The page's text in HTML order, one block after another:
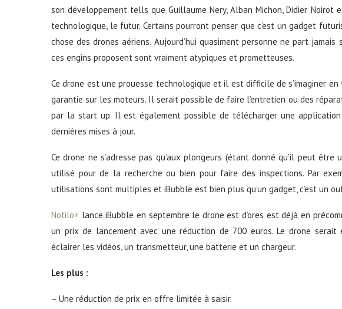
son développement tells que Guillaume Nery, Alban Michon, Didier Noirot
technologique, le futur. Certains pourront penser que c’est un gadget
chose des drones aériens. Aujourd’hui quasiment personne ne part
ces engins proposent sont vraiment atypiques et prometteuses.
Ce drone est une prouesse technologique et il est difficile de s’imaginer
garantie sur les moteurs. Il serait possible de faire l’entretien ou des
par la start up. Il est également possible de télécharger une
dernières mises à jour.
Ce drone ne s’adresse pas qu’aux plongeurs (étant donné qu’il peut
utilisé pour de la recherche ou bien pour faire des inspections. Par
utilisations sont multiples et iBubble est bien plus qu’un gadget, c’est un
Notilo+ lance iBubble en septembre le drone est d’ores est déjà en
un prix de lancement avec une réduction de 700 euros. Le drone
éclairer les vidéos, un transmetteur, une batterie et un chargeur.
Les plus :
– Une réduction de prix en offre limitée à saisir.